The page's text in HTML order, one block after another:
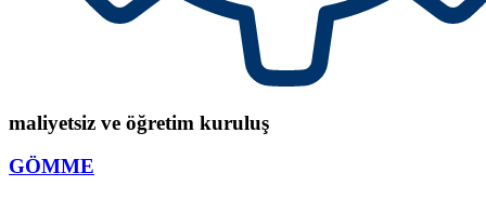
maliyetsiz ve öğretim kuruluş
GÖMME